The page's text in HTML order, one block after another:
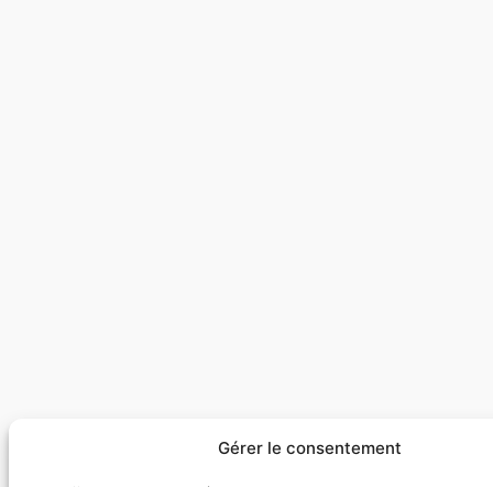
Gérer le consentement